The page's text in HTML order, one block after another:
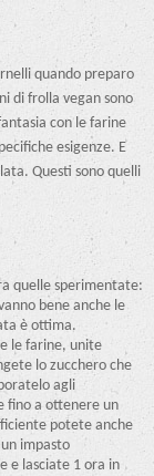
quando preparo
di frolla vegan sono
con le farine
esigenze. E
Questi sono quelli
quelle sperimentate:
bene anche le
è ottima.
le farine, unite
lo zucchero che
agli
fino a ottenere un
potete anche
impasto
e lasciate 1 ora in